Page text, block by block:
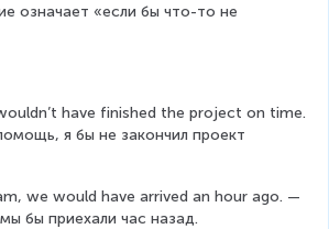
означает «если бы что-то не
have finished the project on time.
я бы не закончил проект
we would have arrived an hour ago. —
бы приехали час назад.